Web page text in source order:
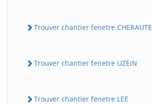
Trouver chantier fenetre CHERAUTE
Trouver chantier fenetre UZEiN
Trouver chantier fenetre LEE